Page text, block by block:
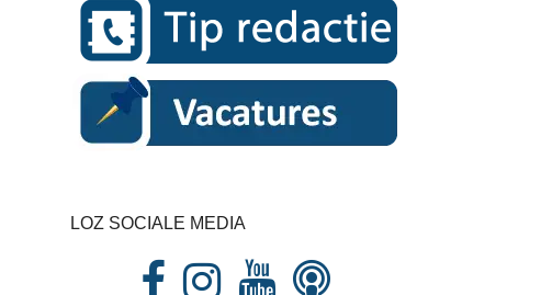
LOZ SOCIALE MEDIA